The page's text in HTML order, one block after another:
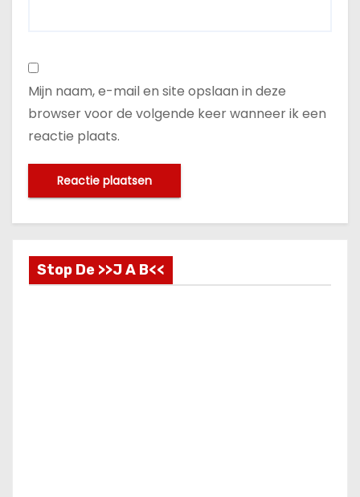
Mijn naam, e-mail en site opslaan in deze
browser voor de volgende keer wanneer ik een
reactie plaats.
Stop De >>J A B<<